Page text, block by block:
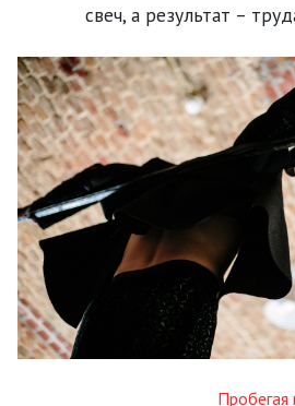
свеч, а результат –